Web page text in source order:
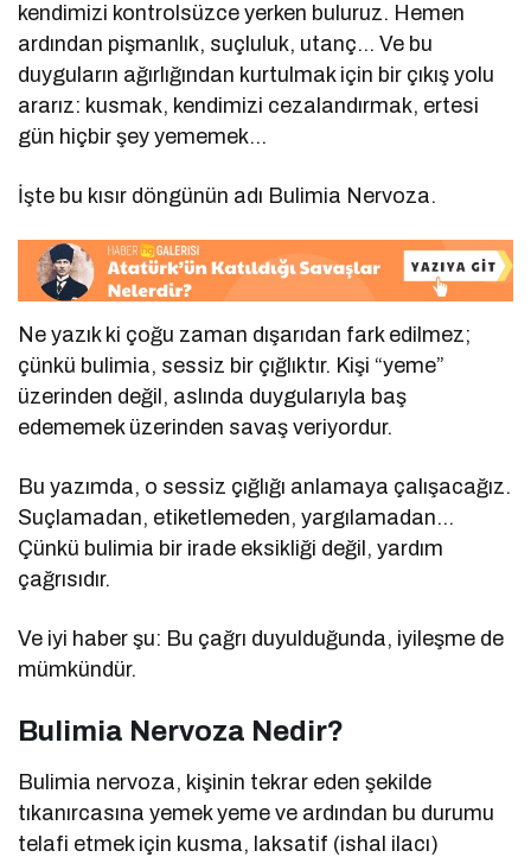
kendimizi kontrolsüzce yerken buluruz. Hemen
ardından pişmanlık, suçluluk, utanç… Ve bu
duyguların ağırlığından kurtulmak için bir çıkış yolu
ararız: kusmak, kendimizi cezalandırmak, ertesi
gün hiçbir şey yememek…
İşte bu kısır döngünün adı Bulimia Nervoza.
Ne yazık ki çoğu zaman dışarıdan fark edilmez;
çünkü bulimia, sessiz bir çığlıktır. Kişi “yeme”
üzerinden değil, aslında duygularıyla baş
edememek üzerinden savaş veriyordur.
Bu yazımda, o sessiz çığlığı anlamaya çalışacağız.
Suçlamadan, etiketlemeden, yargılamadan…
Çünkü bulimia bir irade eksikliği değil, yardım
çağrısıdır.
Ve iyi haber şu: Bu çağrı duyulduğunda, iyileşme de
mümkündür.
Bulimia Nervoza Nedir?
Bulimia nervoza, kişinin tekrar eden şekilde
tıkanırcasına yemek yeme ve ardından bu durumu
telafi etmek için kusma, laksatif (ishal ilacı)